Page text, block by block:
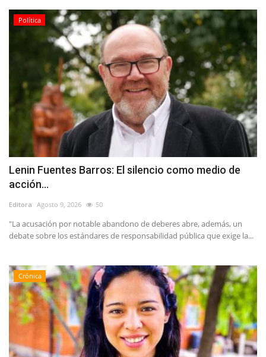
Política
Lenin Fuentes Barros: El silencio como medio de
acción...
Editora Agosto 9, 2026 50
"La acusación por notable abandono de deberes abre, además, un
debate sobre los estándares de responsabilidad pública que exige la...
Crónica